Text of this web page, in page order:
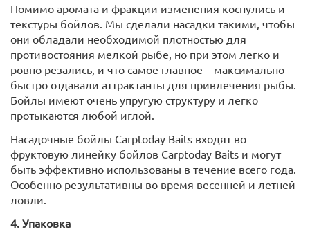
Помимо аромата и фракции изменения коснулись и
текстуры бойлов. Мы сделали насадки такими, чтобы
они обладали необходимой плотностью для
противостояния мелкой рыбе, но при этом легко и
ровно резались, и что самое главное – максимально
быстро отдавали аттрактанты для привлечения рыбы.
Бойлы имеют очень упругую структуру и легко
протыкаются любой иглой.
Насадочные бойлы Carptoday Baits входят во
фруктовую линейку бойлов Carptoday Baits и могут
быть эффективно использованы в течение всего года.
Особенно результативны во время весенней и летней
ловли.
4. Упаковка